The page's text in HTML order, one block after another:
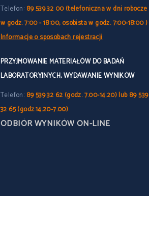
Telefon: 89 539 32 00 (telefoniczna w dni robocze
w godz. 7:00 - 18:00, osobista w godz. 7:00-18:00 )
Informacje o sposobach rejestracji
PRZYJMOWANIE MATERIAŁÓW DO BADAŃ
LABORATORYJNYCH, WYDAWANIE WYNIKÓW
Telefon: 89 539 32 62 (godz. 7.00-14.20) lub 89 539
32 65 (godz.14.20-7.00)
ODBIÓR WYNIKÓW ON-LINE